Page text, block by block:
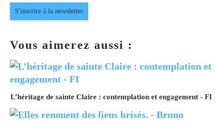
S'inscrire à la newsletter
Vous aimerez aussi :
L’héritage de sainte Claire : contemplation et engagement - FI